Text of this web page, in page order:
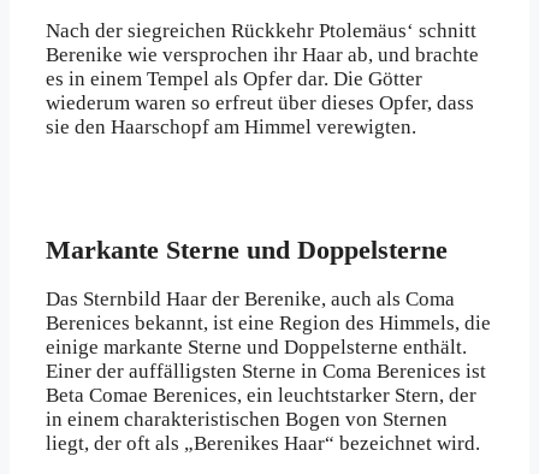
Nach der siegreichen Rückkehr Ptolemäus‘ schnitt
Berenike wie versprochen ihr Haar ab, und brachte
es in einem Tempel als Opfer dar. Die Götter
wiederum waren so erfreut über dieses Opfer, dass
sie den Haarschopf am Himmel verewigten.
Markante Sterne und Doppelsterne
Das Sternbild Haar der Berenike, auch als Coma
Berenices bekannt, ist eine Region des Himmels, die
einige markante Sterne und Doppelsterne enthält.
Einer der auffälligsten Sterne in Coma Berenices ist
Beta Comae Berenices, ein leuchtstarker Stern, der
in einem charakteristischen Bogen von Sternen
liegt, der oft als „Berenikes Haar“ bezeichnet wird.